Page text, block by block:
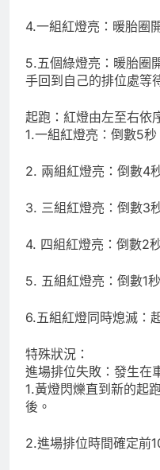
4.一組紅燈亮：暖胎圈
5.五個綠燈亮：暖胎圈
手回到自己的排位處等
起跑：紅燈由左至右依
1.一組紅燈亮：倒數5秒
2. 兩組紅燈亮：倒數4
3. 三組紅燈亮：倒數3
4. 四組紅燈亮：倒數2
5. 五組紅燈亮：倒數1秒
6.五組紅燈同時熄滅：
特殊狀況：
進場排位失敗：發生在
1.黃燈閃爍直到新的起
後。
2.進場排位時間確定前